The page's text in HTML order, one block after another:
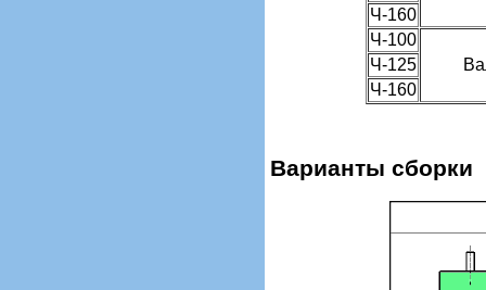
Ч-160
Ч-100
Ч-125
Ч-160
Варианты сборки